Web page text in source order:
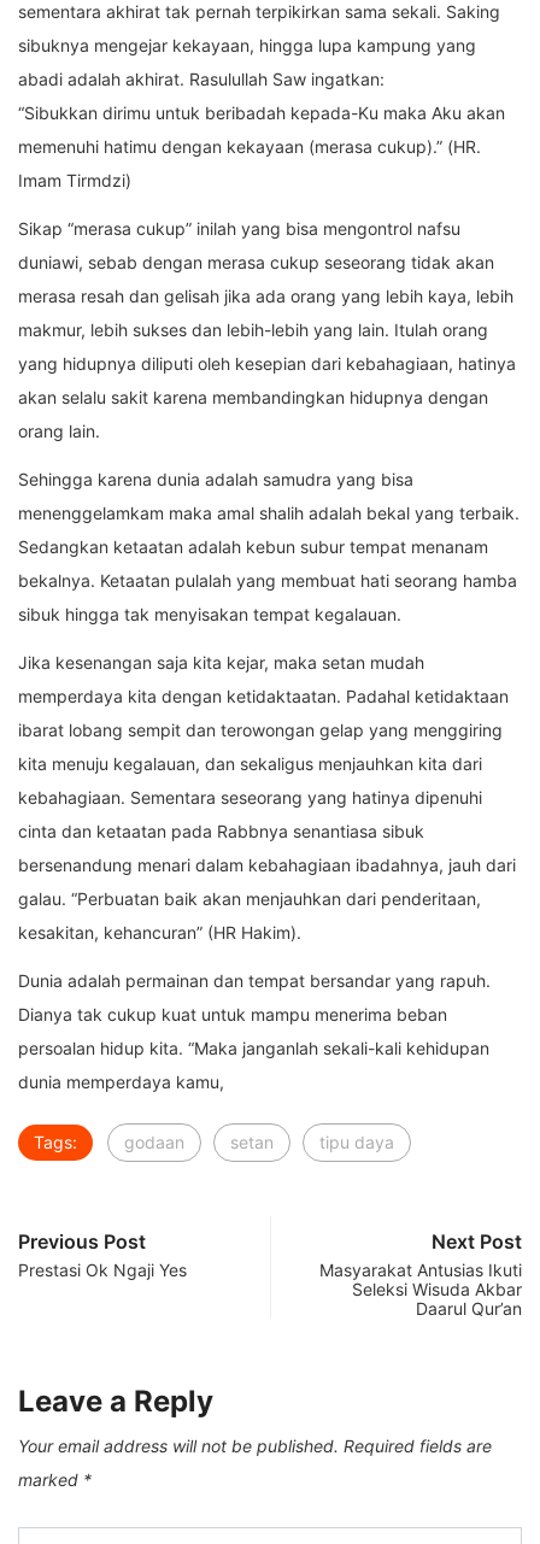
sementara akhirat tak pernah terpikirkan sama sekali. Saking
sibuknya mengejar kekayaan, hingga lupa kampung yang
abadi adalah akhirat. Rasulullah Saw ingatkan:
“Sibukkan dirimu untuk beribadah kepada-Ku maka Aku akan
memenuhi hatimu dengan kekayaan (merasa cukup).” (HR.
Imam Tirmdzi)
Sikap “merasa cukup” inilah yang bisa mengontrol nafsu
duniawi, sebab dengan merasa cukup seseorang tidak akan
merasa resah dan gelisah jika ada orang yang lebih kaya, lebih
makmur, lebih sukses dan lebih-lebih yang lain. Itulah orang
yang hidupnya diliputi oleh kesepian dari kebahagiaan, hatinya
akan selalu sakit karena membandingkan hidupnya dengan
orang lain.
Sehingga karena dunia adalah samudra yang bisa
menenggelamkam maka amal shalih adalah bekal yang terbaik.
Sedangkan ketaatan adalah kebun subur tempat menanam
bekalnya. Ketaatan pulalah yang membuat hati seorang hamba
sibuk hingga tak menyisakan tempat kegalauan.
Jika kesenangan saja kita kejar, maka setan mudah
memperdaya kita dengan ketidaktaatan. Padahal ketidaktaan
ibarat lobang sempit dan terowongan gelap yang menggiring
kita menuju kegalauan, dan sekaligus menjauhkan kita dari
kebahagiaan. Sementara seseorang yang hatinya dipenuhi
cinta dan ketaatan pada Rabbnya senantiasa sibuk
bersenandung menari dalam kebahagiaan ibadahnya, jauh dari
galau. “Perbuatan baik akan menjauhkan dari penderitaan,
kesakitan, kehancuran” (HR Hakim).
Dunia adalah permainan dan tempat bersandar yang rapuh.
Dianya tak cukup kuat untuk mampu menerima beban
persoalan hidup kita. “Maka janganlah sekali-kali kehidupan
dunia memperdaya kamu,
Tags: godaan setan tipu daya
Previous Post
Prestasi Ok Ngaji Yes
Next Post
Masyarakat Antusias Ikuti
Seleksi Wisuda Akbar
Daarul Qur’an
Leave a Reply
Your email address will not be published. Required fields are
marked *